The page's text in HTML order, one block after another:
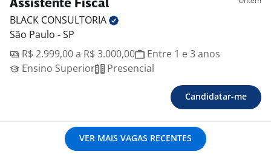
Assistente Fiscal
BLACK CONSULTORIA
São Paulo - SP
R$ 2.999,00 a R$ 3.000,00
Entre 1 e 3 anos
Ensino Superior
Presencial
Candidatar-me
VER MAIS VAGAS RECENTES